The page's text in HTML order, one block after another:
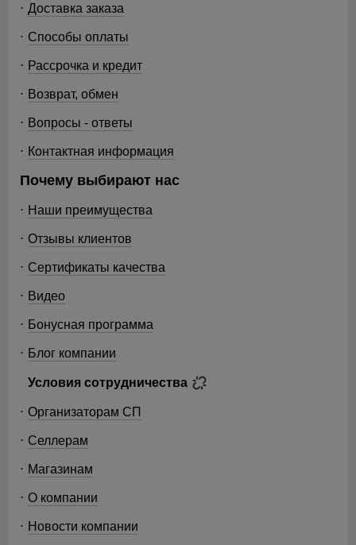
Доставка заказа
Способы оплаты
Рассрочка и кредит
Возврат, обмен
Вопросы - ответы
Контактная информация
Почему выбирают нас
Наши преимущества
Отзывы клиентов
Сертификаты качества
Видео
Бонусная программа
Блог компании
Условия сотрудничества
Организаторам СП
Селлерам
Магазинам
О компании
Новости компании